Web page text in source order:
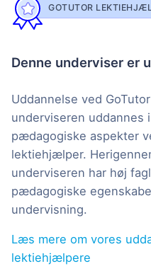
GOTUTOR
Denne underviser er
Uddannelse ved
underviseren uddannes
pædagogiske aspekter
lektiehjælper.
underviseren har høj
pædagogiske
undervisning.
Læs mere om vores
lektiehjælpere